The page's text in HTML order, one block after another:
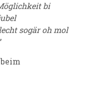
bi
sogär oh mol